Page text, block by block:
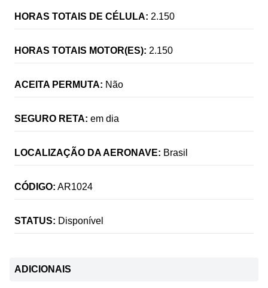
HORAS TOTAIS DE CÉLULA: 2.150
HORAS TOTAIS MOTOR(ES): 2.150
ACEITA PERMUTA: Não
SEGURO RETA: em dia
LOCALIZAÇÃO DA AERONAVE: Brasil
CÓDIGO: AR1024
STATUS: Disponível
ADICIONAIS